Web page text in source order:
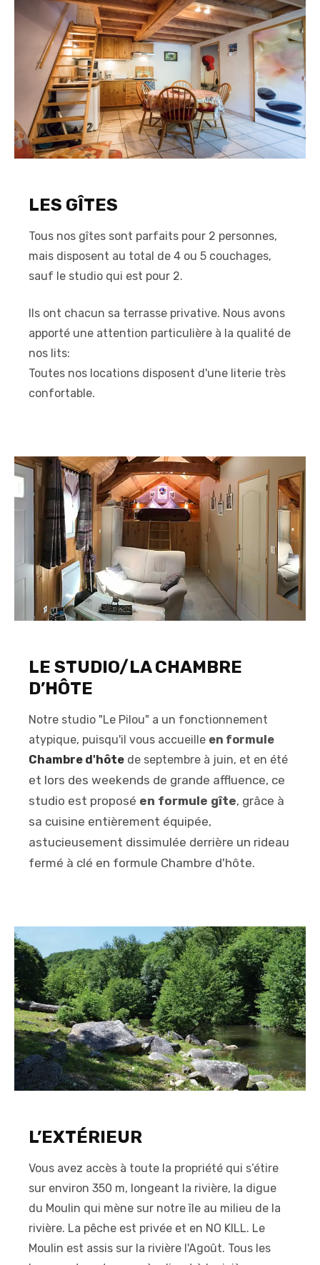
LES GÎTES
Tous nos gîtes sont parfaits pour 2 personnes,
mais disposent au total de 4 ou 5 couchages,
sauf le studio qui est pour 2.
Ils ont chacun sa terrasse privative. Nous avons
apporté une attention particulière à la qualité de
nos lits:
Toutes nos locations disposent d'une literie très
confortable.
LE STUDIO/LA CHAMBRE
D’HÔTE
Notre studio "Le Pilou" a un fonctionnement
atypique, puisqu'il vous accueille en formule
Chambre d'hôte de septembre à juin, et en été
et lors des weekends de grande affluence, ce
studio est proposé en formule gîte, grâce à
sa cuisine entièrement équipée,
astucieusement dissimulée derrière un rideau
fermé à clé en formule Chambre d'hôte.
L’EXTÉRIEUR
Vous avez accès à toute la propriété qui s’étire
sur environ 350 m, longeant la rivière, la digue
du Moulin qui mène sur notre île au milieu de la
rivière. La pêche est privée et en NO KILL. Le
Moulin est assis sur la rivière l'Agoût. Tous les